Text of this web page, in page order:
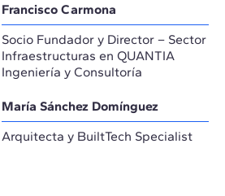
Francisco Carmona
Socio Fundador y Director – Sector
Infraestructuras en QUANTIA
Ingeniería y Consultoría
María Sánchez Domínguez
Arquitecta y BuiltTech Specialist